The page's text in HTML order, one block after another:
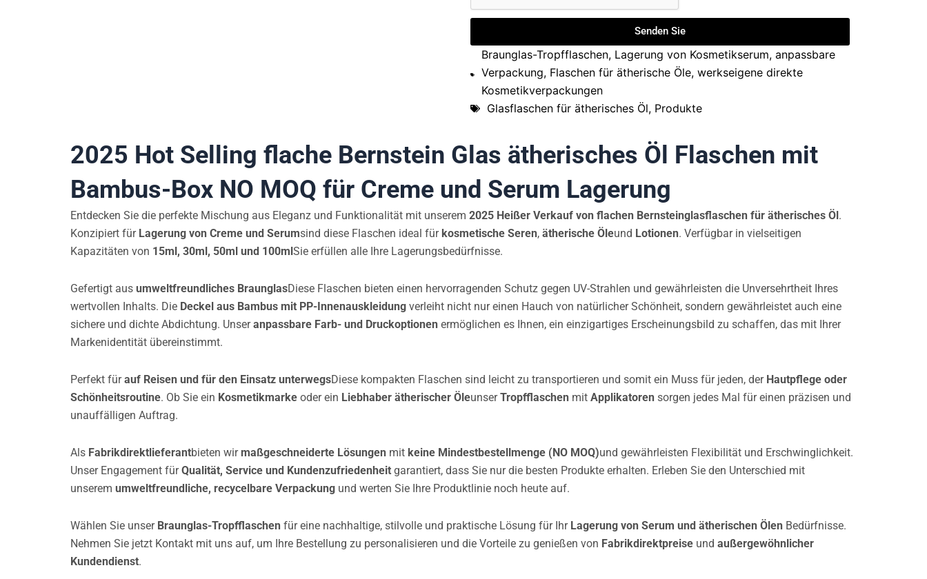
Senden Sie
Braunglas-Tropfflaschen, Lagerung von Kosmetikserum,anpassbare
Verpackung, Flaschen für ätherische Öle,werkseigene direkte
Kosmetikverpackungen
Glasflaschen für ätherisches Öl, Produkte
2025 Hot Selling flache Bernstein Glas ätherisches Öl Flaschen mit
Bambus-Box NO MOQ für Creme und Serum Lagerung
Entdecken Sie die perfekte Mischung aus Eleganz und Funktionalität mit unserem 2025 Heißer Verkauf von flachen Bernsteinglasflaschen für ätherisches Öl.
Konzipiert für Lagerung von Creme und Serumsind diese Flaschen ideal für kosmetische Seren, ätherische Öleund Lotionen. Verfügbar in vielseitigen
Kapazitäten von 15ml, 30ml, 50ml und 100mlSie erfüllen alle Ihre Lagerungsbedürfnisse.
Gefertigt aus umweltfreundliches BraunglasDiese Flaschen bieten einen hervorragenden Schutz gegen UV-Strahlen und gewährleisten die Unversehrtheit Ihres
wertvollen Inhalts. Die Deckel aus Bambus mit PP-Innenauskleidung verleiht nicht nur einen Hauch von natürlicher Schönheit, sondern gewährleistet auch eine
sichere und dichte Abdichtung. Unseranpassbare Farb- und Druckoptionen ermöglichen es Ihnen, ein einzigartiges Erscheinungsbild zu schaffen, das mit Ihrer
Markenidentität übereinstimmt.
Perfekt fürauf Reisen und für den Einsatz unterwegsDiese kompakten Flaschen sind leicht zu transportieren und somit ein Muss für jeden, der Hautpflege oder
Schönheitsroutine. Ob Sie ein Kosmetikmarke oder ein Liebhaber ätherischer ÖleunserTropfflaschen mit Applikatoren sorgen jedes Mal für einen präzisen und
unauffälligen Auftrag.
Als Fabrikdirektlieferantbieten wir maßgeschneiderte Lösungen mit keine Mindestbestellmenge (NO MOQ)und gewährleisten Flexibilität und Erschwinglichkeit.
Unser Engagement fürQualität, Service und Kundenzufriedenheit garantiert, dass Sie nur die besten Produkte erhalten. Erleben Sie den Unterschied mit
unserem umweltfreundliche, recycelbare Verpackung und werten Sie Ihre Produktlinie noch heute auf.
Wählen Sie unser Braunglas-Tropfflaschen für eine nachhaltige, stilvolle und praktische Lösung für Ihr Lagerung von Serum und ätherischen Ölen Bedürfnisse.
Nehmen Sie jetzt Kontakt mit uns auf, um Ihre Bestellung zu personalisieren und die Vorteile zu genießen von Fabrikdirektpreise und außergewöhnlicher
Kundendienst.